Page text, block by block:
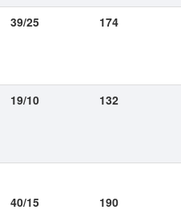
39/25 174
19/10 132
40/15 190